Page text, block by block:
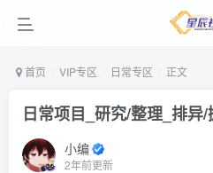
首页 VIP专区 日常专区 正文
日常项目_研究/整理_排异
小编
2年前更新